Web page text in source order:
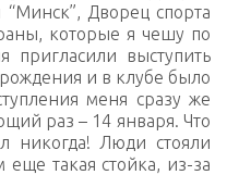
Дворец спорта
которые я чешу по
пригласили выступить
и в клубе было
меня сразу же
раз – 14 января. Что
никогда! Люди стояли
такая стойка, из-за